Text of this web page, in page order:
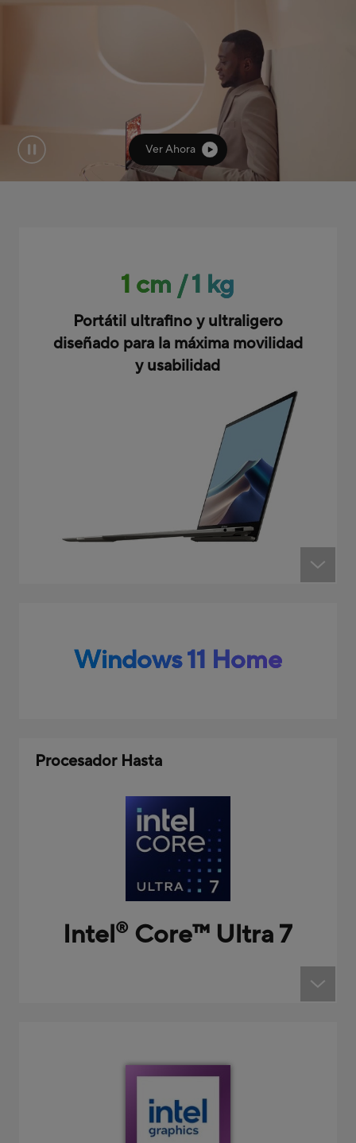
Ver Ahora
1 cm / 1 kg
Portátil ultrafino y ultraligero
diseñado para la máxima movilidad
y usabilidad
Windows 11 Home
Procesador Hasta
Intel® Core™ Ultra 7